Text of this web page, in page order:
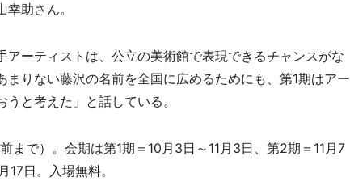
助さん。
ーティストは、公立の美術館で表現できるチャンスがな
りない藤沢の名前を全国に広めるためにも、第1期はアー
と考えた」と話している。
で）。会期は第1期＝10月3日～11月3日、第2期＝11月7
日。入場無料。